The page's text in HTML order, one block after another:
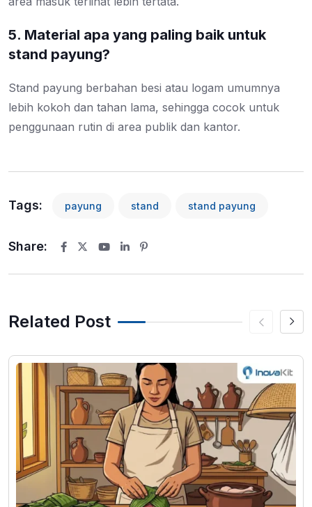
5. Material apa yang paling baik untuk
stand payung?
Stand payung berbahan besi atau logam umumnya
lebih kokoh dan tahan lama, sehingga cocok untuk
penggunaan rutin di area publik dan kantor.
Tags: payung stand stand payung
Share:
Youtube
LinkedIn
Related Post